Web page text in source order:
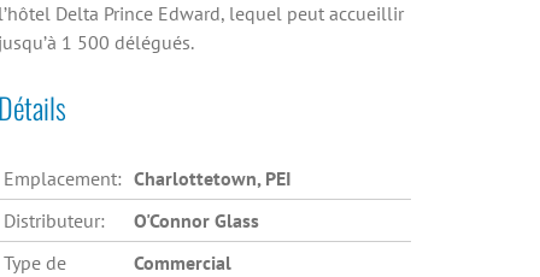
Delta Prince Edward, lequel peut accueillir
1 500 délégués.
Emplacement: Charlottetown, PEI
Distributeur:
O'Connor Glass
Type de
Commercial